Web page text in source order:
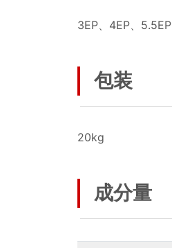
3EP、4EP、5.5EP
包装
20kg
成分量